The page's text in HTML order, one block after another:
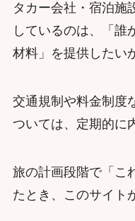
タカー会社・宿泊施
しているのは、「誰
材料」を提供したい
交通規制や料金制度
ついては、定期的に
旅の計画段階で「こ
たとき、このサイト